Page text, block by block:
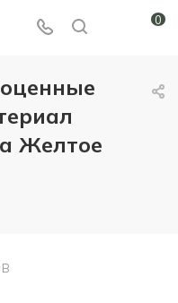
0
Желтое